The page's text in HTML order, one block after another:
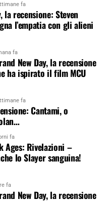
fa
la recensione: Steven
l’empatia con gli alieni
fa
New Day, la recensione
ha ispirato il film MCU
fa
Cantami, o
fa
Ages: Rivelazioni –
lo Slayer sanguina!
fa
New Day, la recensione